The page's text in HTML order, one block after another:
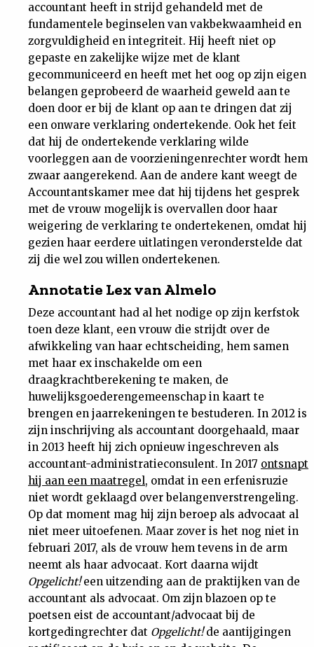
accountant heeft in strijd gehandeld met de
fundamentele beginselen van vakbekwaamheid en
zorgvuldigheid en integriteit. Hij heeft niet op
gepaste en zakelijke wijze met de klant
gecommuniceerd en heeft met het oog op zijn eigen
belangen geprobeerd de waarheid geweld aan te
doen door er bij de klant op aan te dringen dat zij
een onware verklaring ondertekende. Ook het feit
dat hij de ondertekende verklaring wilde
voorleggen aan de voorzieningenrechter wordt hem
zwaar aangerekend. Aan de andere kant weegt de
Accountantskamer mee dat hij tijdens het gesprek
met de vrouw mogelijk is overvallen door haar
weigering de verklaring te ondertekenen, omdat hij
gezien haar eerdere uitlatingen veronderstelde dat
zij die wel zou willen ondertekenen.
Annotatie Lex van Almelo
Deze accountant had al het nodige op zijn kerfstok
toen deze klant, een vrouw die strijdt over de
afwikkeling van haar echtscheiding, hem samen
met haar ex inschakelde om een
draagkrachtberekening te maken, de
huwelijksgoederengemeenschap in kaart te
brengen en jaarrekeningen te bestuderen. In 2012 is
zijn inschrijving als accountant doorgehaald, maar
in 2013 heeft hij zich opnieuw ingeschreven als
accountant-administratieconsulent. In 2017 ontsnapt
hij aan een maatregel, omdat in een erfenisruzie
niet wordt geklaagd over belangenverstrengeling.
Op dat moment mag hij zijn beroep als advocaat al
niet meer uitoefenen. Maar zover is het nog niet in
februari 2017, als de vrouw hem tevens in de arm
neemt als haar advocaat. Kort daarna wijdt
Opgelicht!een uitzending aan de praktijken van de
accountant als advocaat. Om zijn blazoen op te
poetsen eist de accountant/advocaat bij de
kortgedingrechter dat Opgelicht!de aantijgingen